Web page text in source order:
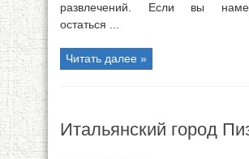
развлечений. Если вы
остаться ...
Читать далее »
Итальянский город